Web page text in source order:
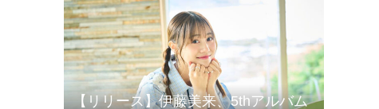
【リリース】伊藤美来、5thアルバム